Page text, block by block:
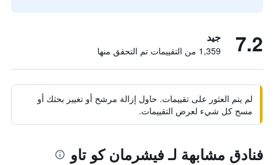
7.2 جيد
1,359 من التقييمات تم التحقق منها
لم يتم العثور على تقييمات. حاول إزالة مرشح أو تغيير بحثك أو
مسح كل شيء لعرض التقييمات.
فنادق مشابهة لـ فيشرمان كو تاو